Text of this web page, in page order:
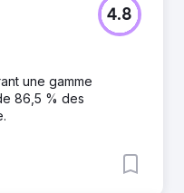
4.8
une gamme
86,5 % des